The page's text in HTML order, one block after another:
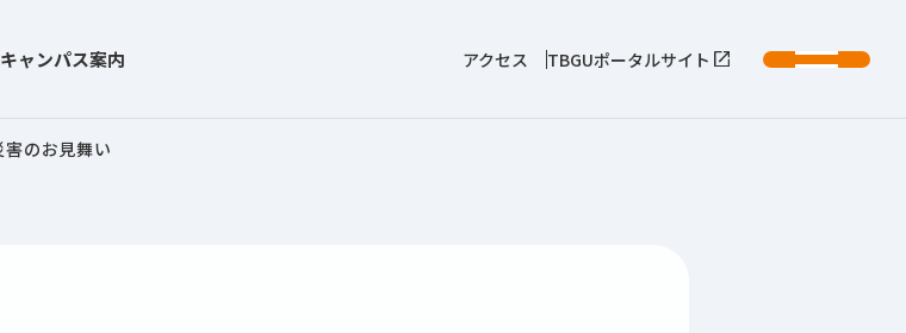
キャンパス案内 アクセス TBGUポータルサイト
のお見舞い